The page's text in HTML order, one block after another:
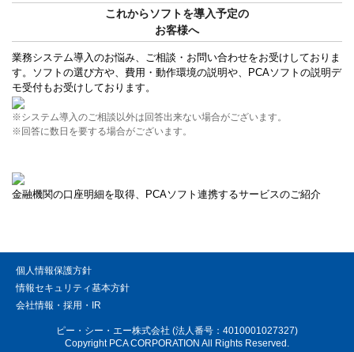
これからソフトを導入予定の
お客様へ
業務システム導入のお悩み、ご相談・お問い合わせをお受けしておりま
す。ソフトの選び方や、費用・動作環境の説明や、PCAソフトの説明デ
モ受付もお受けしております。
※システム導入のご相談以外は回答出来ない場合がございます。
※回答に数日を要する場合がございます。
金融機関の口座明細を取得、PCAソフト連携するサービスのご紹介
個人情報保護方針
情報セキュリティ基本方針
会社情報・採用・IR
ピー・シー・エー株式会社 (法人番号：4010001027327)
Copyright PCA CORPORATION All Rights Reserved.